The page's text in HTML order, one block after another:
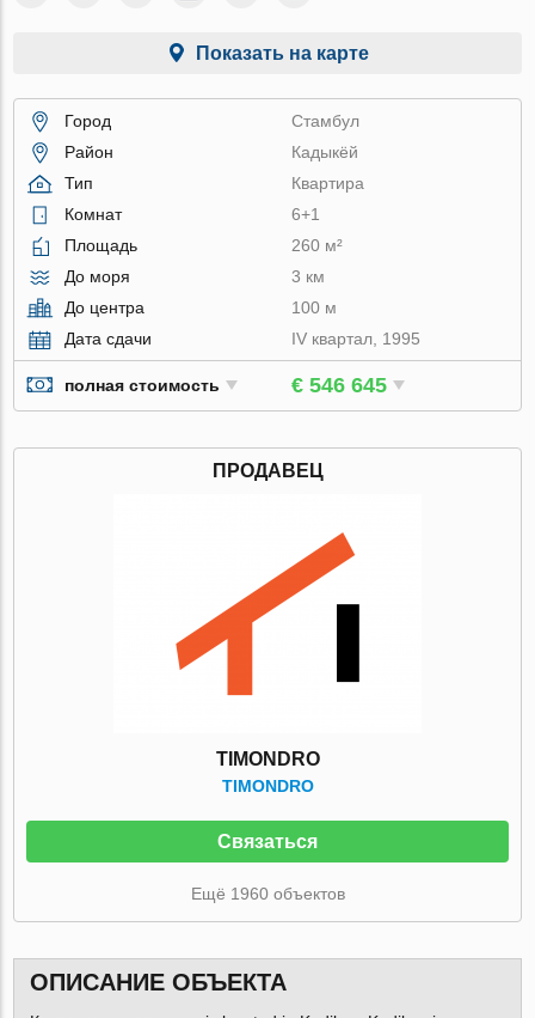
Показать на карте
Город
Стамбул
Район
Кадыкёй
Тип
Квартира
Комнат
6+1
Площадь
260 м²
До моря
3 км
До центра
100 м
Дата сдачи
IV квартал, 1995
полная стоимость € 546 645
ПРОДАВЕЦ
TIMONDRO
TIMONDRO
Связаться
Ещё 1960 объектов
ОПИСАНИЕ ОБЪЕКТА